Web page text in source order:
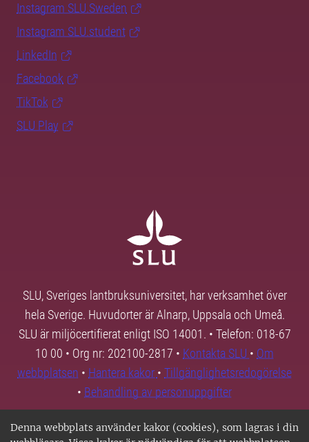
Denna webbplats använder kakor (cookies), som lagras i din
Instagram SLU.Sweden
Instagram SLU.student
LinkedIn
Facebook
TikTok
SLU Play
SLU, Sveriges lantbruksuniversitet, har verksamhet över
hela Sverige. Huvudorter är Alnarp, Uppsala och Umeå.
SLU är miljöcertifierat enligt ISO 14001. • Telefon: 018-67
10 00 • Org nr: 202100-2817 • Kontakta SLU • Om
webbplatsen • Hantera kakor • Tillgänglighetsredogörelse
• Behandling av personuppgifter